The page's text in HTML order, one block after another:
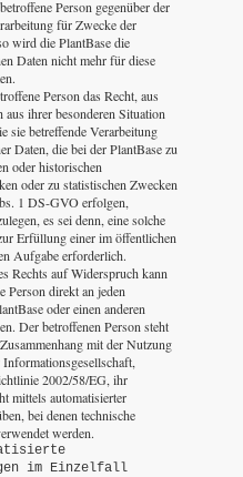
Person gegenüber der
für Zwecke der
wird die PlantBase die
Daten nicht mehr für diese
Person das Recht, aus
aus ihrer besonderen Situation
sie betreffende Verarbeitung
Daten, die bei der PlantBase zu
oder historischen
oder zu statistischen Zwecken
1 DS-GVO erfolgen,
es sei denn, eine solche
Erfüllung einer im öffentlichen
Aufgabe erforderlich.
Rechts auf Widerspruch kann
Person direkt an jeden
oder einen anderen
Der betroffenen Person steht
mit der Nutzung
2002/58/EG, ihr
mittels automatisierter
bei denen technische
werden.
im Einzelfall